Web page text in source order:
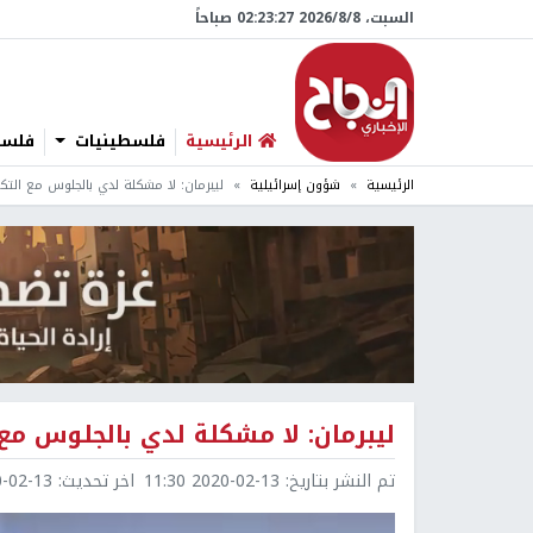
السبت، 8/‏8/‏2026 02:23:28 صباحاً
الرئيسية فلسطينيات
الرئيسية شؤون إسرائيلية ليبرمان: لا مشكلة لدي بالجلوس مع
ليبرمان: لا مشكلة لدي بالجلوس
تم النشر بتاريخ: 2020-02-13 11:30 اخر تحديث: 13 11:30